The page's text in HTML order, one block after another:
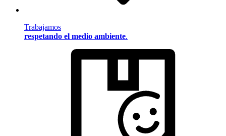
Trabajamos
respetando el medio ambiente.